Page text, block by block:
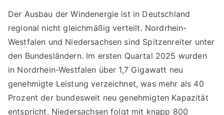
Der Ausbau der Windenergie ist in Deutschland
regional nicht gleichmäßig verteilt. Nordrhein-
Westfalen und Niedersachsen sind Spitzenreiter unter
den Bundesländern. Im ersten Quartal 2025 wurden
in Nordrhein-Westfalen über 1,7 Gigawatt neu
genehmigte Leistung verzeichnet, was mehr als 40
Prozent der bundesweit neu genehmigten Kapazität
entspricht. Niedersachsen folgt mit knapp 800